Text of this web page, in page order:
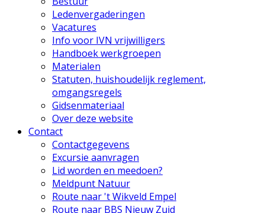
Ledenvergaderingen
Vacatures
Info voor IVN vrijwilligers
Handboek werkgroepen
Materialen
Statuten, huishoudelijk reglement,
omgangsregels
Gidsenmateriaal
Over deze website
Contact
Contactgegevens
Excursie aanvragen
Lid worden en meedoen?
Meldpunt Natuur
Route naar 't Wikveld Empel
Route naar BBS Nieuw Zuid